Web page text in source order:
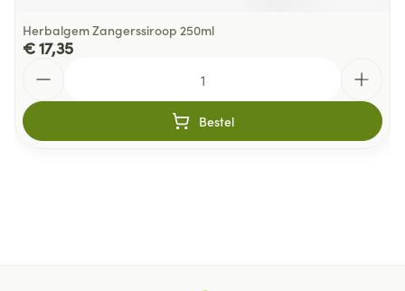
Herbalgem Zangerssiroop 250ml
€ 17,35
Bestel